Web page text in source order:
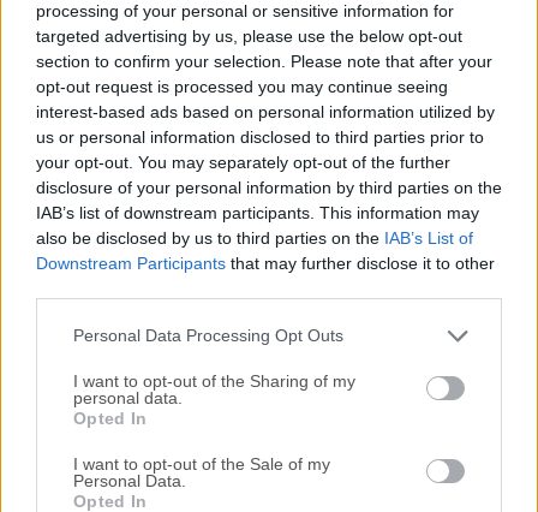
processing of your personal or sensitive information for
targeted advertising by us, please use the below opt-out
section to confirm your selection. Please note that after your
opt-out request is processed you may continue seeing
interest-based ads based on personal information utilized by
us or personal information disclosed to third parties prior to
your opt-out. You may separately opt-out of the further
disclosure of your personal information by third parties on the
IAB’s list of downstream participants. This information may
also be disclosed by us to third parties on the IAB’s List of
Downstream Participants that may further disclose it to other
Personal Data Processing Opt Outs
I want to opt-out of the Sharing of my
personal data.
Opted In
I want to opt-out of the Sale of my
Personal Data.
Opted In
poder sin explotar en tus manos. ¡Usa MacPilot para
desbloquear más de 1,200 funciones y acceder a todas
ellas con la interfaz de usuario de Macintosh, fácil y
familiar.¡Sin herramientas de línea de comandos ni
operaciones de archivo complicadas!Muestra archivos
ocultos en el Finder, desactiva el sonido de inicio, añade
espaciadores y pilas al Dock, cambia el formato de archivo
de las capturas de pantalla, ejecuta herramientas de
mantenimiento, ajusta la configuración de red, fuerza el